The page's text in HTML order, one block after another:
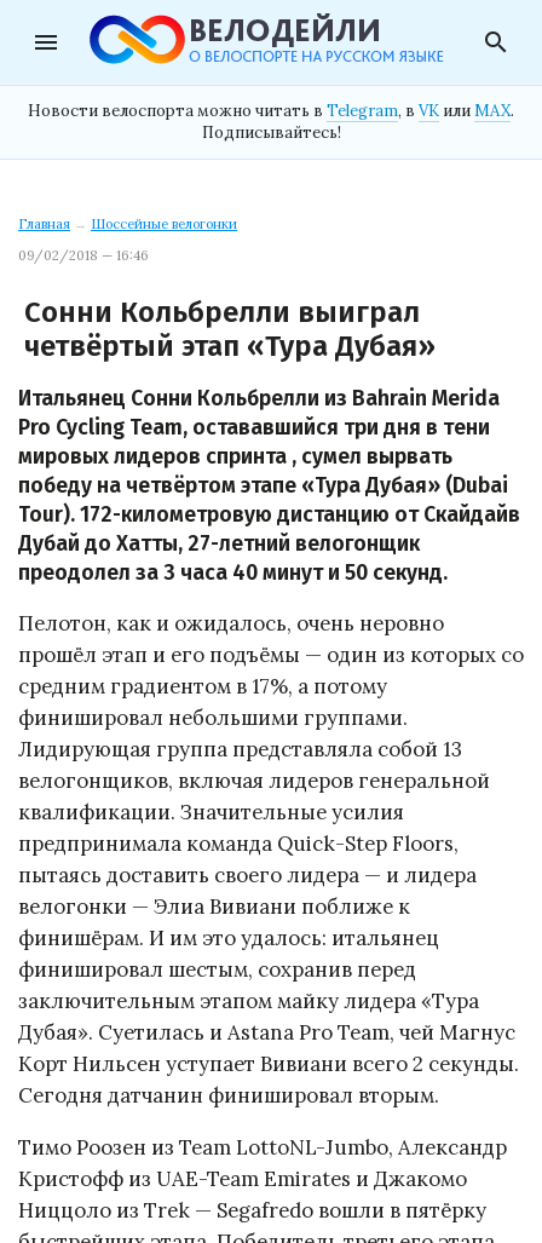
menu search
Новости велоспорта можно читать в Telegram, в VK илиMAX.
Подписывайтесь!
Главная → Шоссейные велогонки
09/02/2018 — 16:46
Сонни Кольбрелли выиграл
четвёртый этап «Тура Дубая»
Итальянец Сонни Кольбрелли из Bahrain Merida
Pro Cycling Team, остававшийся три дня в тени
мировых лидеров спринта , сумел вырвать
победу на четвёртом этапе «Тура Дубая» (Dubai
Tour). 172-километровую дистанцию от Скайдайв
Дубай до Хатты, 27-летний велогонщик
преодолел за 3 часа 40 минут и 50 секунд.
Пелотон, как и ожидалось, очень неровно
прошёл этап и его подъёмы — один из которых со
средним градиентом в 17%, а потому
финишировал небольшими группами.
Лидирующая группа представляла собой 13
велогонщиков, включая лидеров генеральной
квалификации. Значительные усилия
предпринимала команда Quick-Step Floors,
пытаясь доставить своего лидера — и лидера
велогонки — Элиа Вивиани поближе к
финишёрам. И им это удалось: итальянец
финишировал шестым, сохранив перед
заключительным этапом майку лидера «Тура
Дубая». Суетилась и Astana Pro Team, чей Магнус
Корт Нильсен уступает Вивиани всего 2 секунды.
Сегодня датчанин финишировал вторым.
Тимо Роозен из Team LottoNL-Jumbo, Александр
Кристофф из UAE-Team Emirates и Джакомо
Ниццоло из Trek — Segafredo вошли в пятёрку